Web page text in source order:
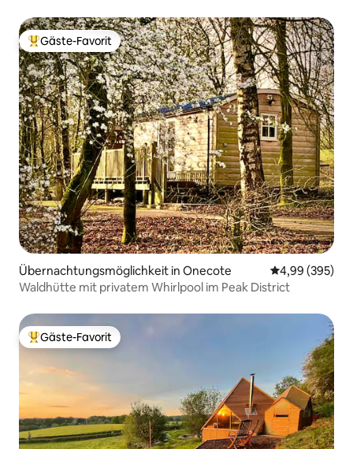
Beliebter Gäste-Favorit.
Gäste-Favorit
Übernachtungsmöglichkeit in Onecote
4,99 (395)
Waldhütte mit privatem Whirlpool im Peak District
Beliebter Gäste-Favorit.
Gäste-Favorit